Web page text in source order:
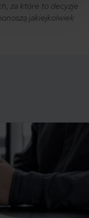
za które to decyzje
jakiejkolwiek